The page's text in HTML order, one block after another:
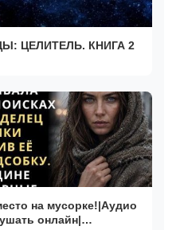
ЦЕЛИТЕЛЬ. КНИГА 2
на мусорке!|Аудио
онлайн|